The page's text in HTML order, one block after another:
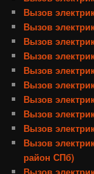
Вызов
Вызов
Вызов
Вызов
Вызов
Вызов
Вызов
Вызов
Вызов
Вызов
район СПб)